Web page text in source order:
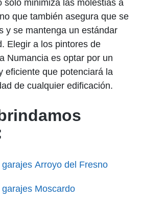
solo minimiza las molestias a
que también asegura que se
y se mantenga un estándar
Elegir a los pintores de
Numancia es optar por un
eficiente que potenciará la
de cualquier edificación.
Arroyo del Fresno
Moscardo